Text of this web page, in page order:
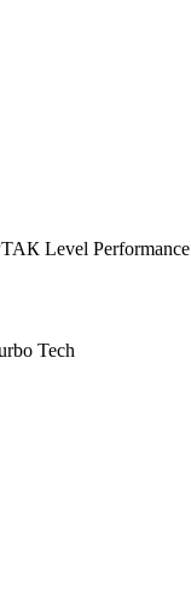
Level Performance
Tech